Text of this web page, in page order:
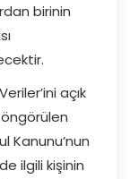
birinin
açık
Kanunu’nun
ilgili kişinin